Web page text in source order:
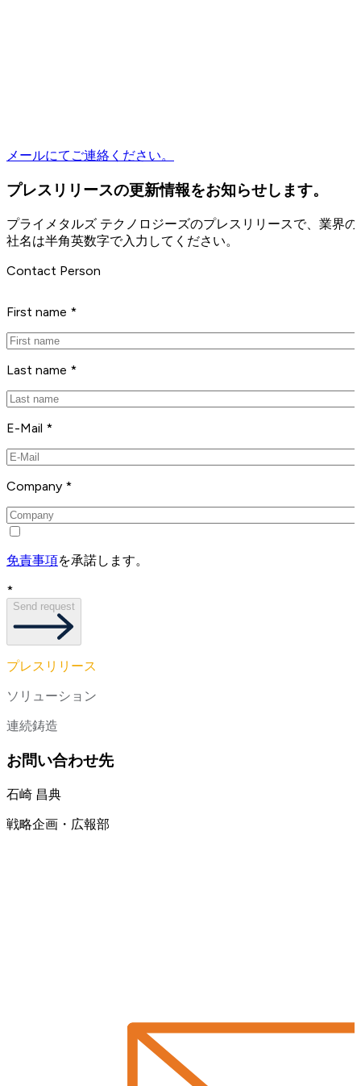
メールにてご連絡ください。
プレスリリースの更新情報をお知らせします。
プライメタルズ テクノロジーズのプレスリリースで、業界
社名は半角英数字で入力してください。
Contact Person
First name *
Last name *
E-Mail *
Company *
免責事項を承諾します。
*
Send request
プレスリリース
ソリューション
連続鋳造
お問い合わせ先
石崎 昌典
戦略企画・広報部